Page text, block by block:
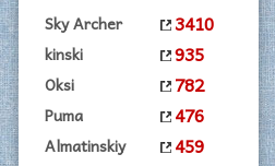
Sky Archer 3410
kinski 935
Oksi 782
Puma 476
Almatinskiy 459